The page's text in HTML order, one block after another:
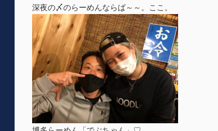
深夜の〆のらーめんならば～～。ここ。